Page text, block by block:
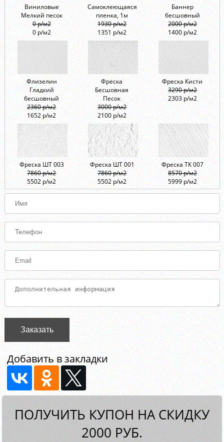
Виниловые
Мелкий песок
0 р/м2
0 р/м2
Самоклеющаяся
пленка, 1м
1930 р/м2
1351 р/м2
Баннер
бесшовный
2000 р/м2
1400 р/м2
Флизелин
Гладкий
бесшовный
2360 р/м2
1652 р/м2
Фреска
Бесшовная
Песок
3000 р/м2
2100 р/м2
Фреска Кисти
3290 р/м2
2303 р/м2
Фреска ШТ 003
7860 р/м2
5502 р/м2
Фреска ШТ 001
7860 р/м2
5502 р/м2
Фреска ТК 007
8570 р/м2
5999 р/м2
Заказать
Добавить в закладки
ПОЛУЧИТЬ КУПОН НА СКИДКУ
2000 РУБ.